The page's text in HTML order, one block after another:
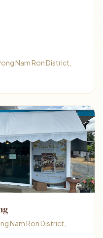
Nam Ron District,
Nam Ron District,